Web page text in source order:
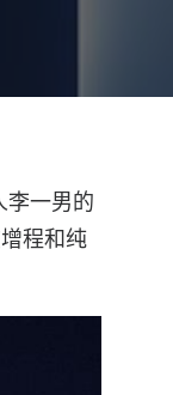
李一男的
程和纯